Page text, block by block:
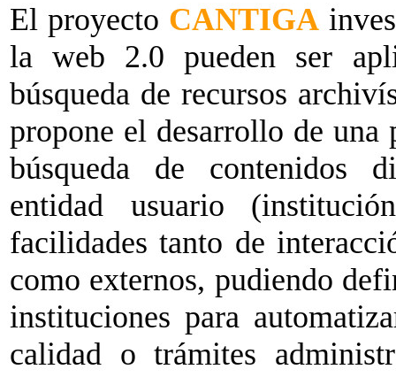
El proyecto CANTIGA
la web 2.0 pueden ser
búsqueda de recursos
propone el desarrollo de
búsqueda de contenidos
entidad usuario
facilidades tanto de
como externos, pudiendo
instituciones para
calidad o trámites